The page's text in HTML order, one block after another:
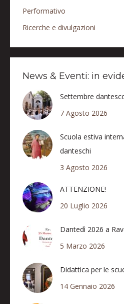
Performativo
Ricerche e divulgazioni
News & Eventi: in
Settembre
7 Agosto 2026
Scuola estiva
danteschi
3 Agosto 2026
ATTENZIONE!
20 Luglio 2026
Dantedì 2026 a
5 Marzo 2026
Didattica per le
14 Gennaio 2026